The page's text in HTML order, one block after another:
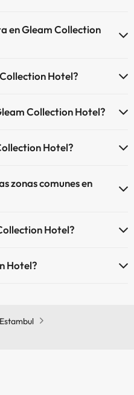
en Gleam Collection
Hotel?
Collection Hotel?
Hotel?
zonas comunes en
Hotel?
Hotel?
Estambul